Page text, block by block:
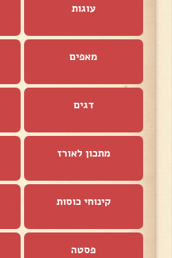
עוגות
מאפים
דגים
מתכון לאורז
קינוחי כוסות
פסטה